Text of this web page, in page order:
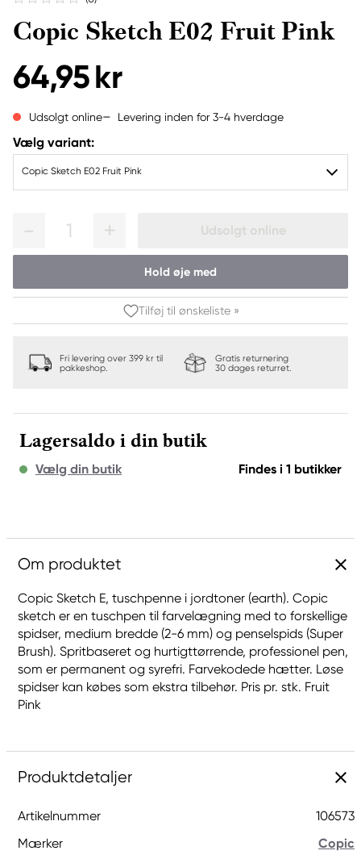
Copic Sketch E02 Fruit Pink
64,95 kr
Udsolgt online Levering inden for 3-4 hverdage
Vælg variant:
Copic Sketch E02 Fruit Pink
1 Udsolgt online
Hold øje med
Tilføj til ønskeliste »
Fri levering over 399 kr til
pakkeshop.
Gratis returnering
30 dages returret.
Lagersaldo i din butik
Vælg din butik Findes i 1 butikker
Om produktet
Copic Sketch E, tuschpenne i jordtoner (earth). Copic
sketch er en tuschpen til farvelægning med to forskellige
spidser, medium bredde (2-6 mm) og penselspids (Super
Brush). Spritbaseret og hurtigttørrende, professionel pen,
som er permanent og syrefri. Farvekodede hætter. Løse
spidser kan købes som ekstra tilbehør. Pris pr. stk. Fruit
Pink
Produktdetaljer
Artikelnummer
106573
Mærker
Copic